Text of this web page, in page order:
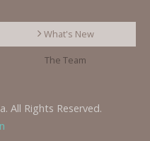
What's New
The Team
All Rights Reserved.